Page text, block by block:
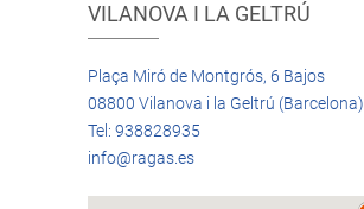
VILANOVA I LA GELTRÚ
Plaça Miró de Montgrós, 6 Bajos
08800 Vilanova i la Geltrú (Barcelona)
Tel: 938828935
info@ragas.es